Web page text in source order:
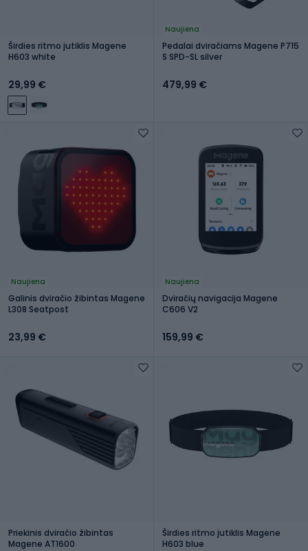
Širdies ritmo jutiklis Magene
H603 white
29,99 €
Naujiena
Pedalai dviračiams Magene P715
S SPD-SL silver
479,99 €
Naujiena
Galinis dviračio žibintas Magene
L308 Seatpost
23,99 €
Naujiena
Dviračių navigacija Magene
C606 V2
159,99 €
Priekinis dviračio žibintas
Magene AT1600
Širdies ritmo jutiklis Magene
H603 blue